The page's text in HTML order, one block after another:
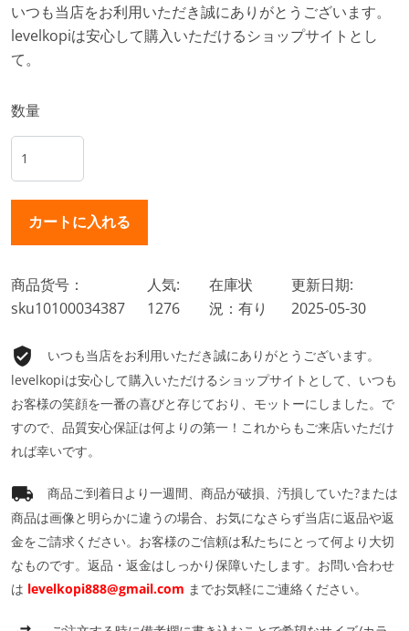
いつも当店をお利用いただき誠にありがとうございます。
levelkopiは安心して購入いただけるショップサイトとし
て。
数量
商品货号：
sku10100034387
人気:
1276
在庫状
況：有り
更新日期:
2025-05-30
いつも当店をお利用いただき誠にありがとうございます。
levelkopiは安心して購入いただけるショップサイトとして、いつも
お客様の笑顔を一番の喜びと存じており、モットーにしました。で
すので、品質安心保証は何よりの第一！これからもご来店いただけ
れば幸いです。
商品ご到着日より一週間、商品が破損、汚損していた?または
商品は画像と明らかに違うの場合、お気になさらず当店に返品や返
金をご請求ください。お客様のご信頼は私たちにとって何より大切
なものです。返品・返金はしっかり保障いたします。お問い合わせ
は levelkopi888@gmail.com までお気軽にご連絡ください。